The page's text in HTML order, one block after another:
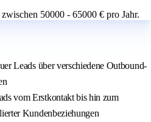
50000 - 65000 € pro Jahr.
Leads über verschiedene Outbound-
vom Erstkontakt bis hin zum
Kundenbeziehungen